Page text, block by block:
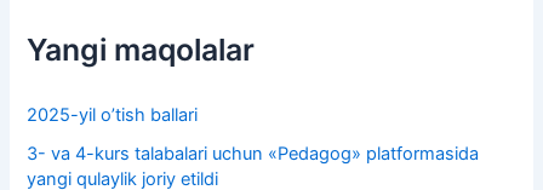
Yangi maqolalar
2025-yil o’tish ballari
3- va 4-kurs talabalari uchun «Pedagog» platformasida
yangi qulaylik joriy etildi